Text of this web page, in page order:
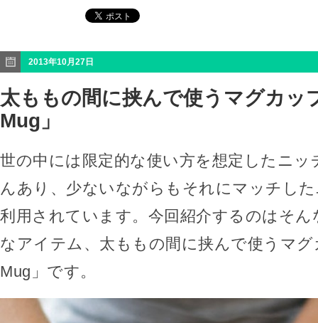
2013年10月27日
太ももの間に挟んで使うマグカッ
Mug」
世の中には限定的な使い方を想定したニッ
んあり、少ないながらもそれにマッチし
利用されています。今回紹介するのはそ
なアイテム、太ももの間に挟んで使うマ
Mug」です。